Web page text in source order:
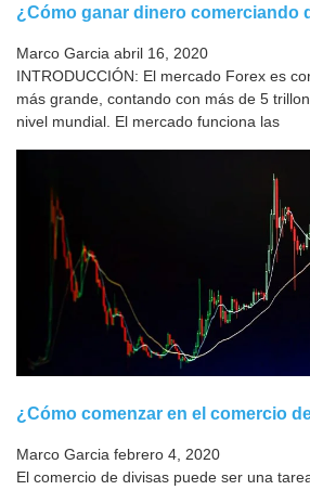
¿Cómo ganar dinero comerciando
Marco Garcia abril 16, 2020
INTRODUCCIÓN: El mercado Forex es
más grande, contando con más de 5
nivel mundial. El mercado funciona las
¿Cómo comenzar en el comercio
Marco Garcia febrero 4, 2020
El comercio de divisas puede ser una